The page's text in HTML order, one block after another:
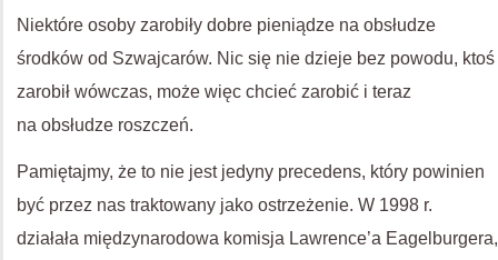
Niektóre osoby zarobiły dobre pieniądze na obsłudze
środków od Szwajcarów. Nic się nie dzieje bez powodu, ktoś
zarobił wówczas, może więc chcieć zarobić i teraz
na obsłudze roszczeń.
Pamiętajmy, że to nie jest jedyny precedens, który powinien
być przez nas traktowany jako ostrzeżenie. W 1998 r.
działała międzynarodowa komisja Lawrence’a Eagelburgera,